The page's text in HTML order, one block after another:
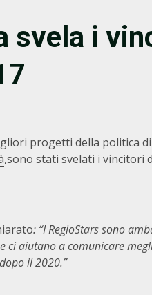
svela i
progetti della politica
,sono stati svelati i vincitori
: “I RegioStars sono
ci aiutano a comunicare
il 2020.”